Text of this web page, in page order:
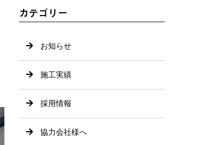
カテゴリー
お知らせ
施工実績
採用情報
協力会社様へ